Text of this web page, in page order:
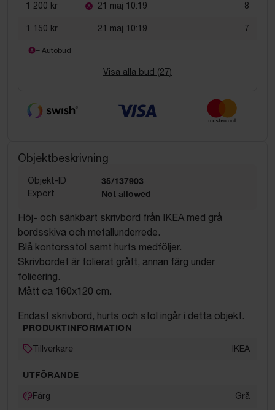
1 200 kr 21 maj 10:19 8
1 150 kr 21 maj 10:19 7
= Autobud
Visa alla bud (27)
Objektbeskrivning
Objekt-ID 35/137903
Export Not allowed
Höj- och sänkbart skrivbord från IKEA med grå
bordsskiva och metallunderrede.
Blå kontorsstol samt hurts medföljer.
Skrivbordet är folierat grått, annan färg under
folieering.
Mått ca 160x120 cm.
Endast skrivbord, hurts och stol ingår i detta objekt.
PRODUKTINFORMATION
Tillverkare IKEA
UTFÖRANDE
Färg Grå